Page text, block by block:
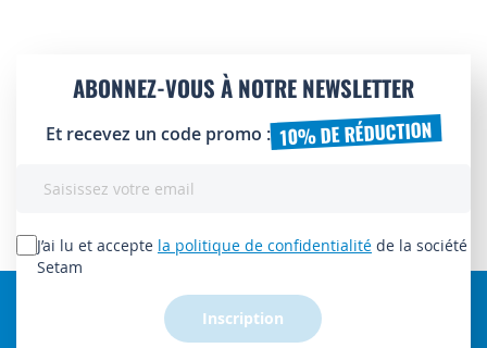
ABONNEZ-VOUS À NOTRE NEWSLETTER
Et recevez un code promo : 10% DE RÉDUCTION
lettre
d’information
J’ai lu et accepte la politique de confidentialité de la société
Setam
Inscription